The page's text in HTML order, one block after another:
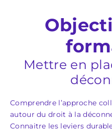
Mettre en
Comprendre l’approche
autour du droit à la
Connaitre les leviers